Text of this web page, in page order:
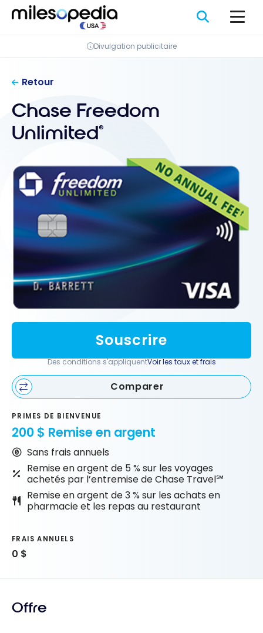
Passer
Divulgation publicitaire
Retour
Chase Freedom
Unlimited®
Souscrire
Des conditions s'appliquentVoir les taux et frais
Comparer
PRIMES DE BIENVENUE
200 $ Remise en argent
Sans frais annuels
Remise en argent de 5 % sur les voyages
achetés par l’entremise de Chase Travel℠
Remise en argent de 3 % sur les achats en
pharmacie et les repas au restaurant
FRAIS ANNUELS
0 $
Offre